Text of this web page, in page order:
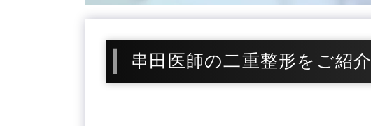
串田医師の二重整形をご紹介